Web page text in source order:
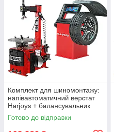
Комплект для шиномонтажу:
напівавтоматичний верстат
Harjoys + балансувальник
коліс SHENGDA для дисків
10–24"
Готово до відправки